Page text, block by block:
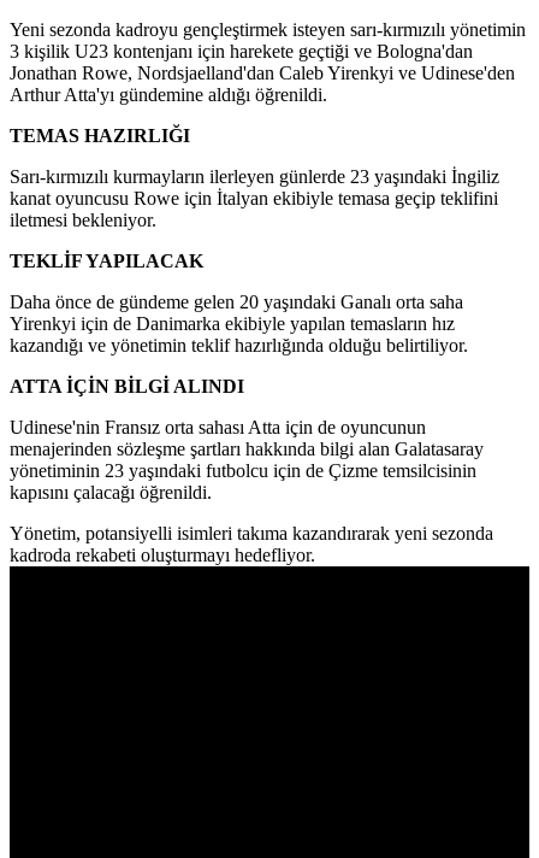
Yeni sezonda kadroyu gençleştirmek isteyen sarı-kırmızılı yönetimin
3 kişilik U23 kontenjanı için harekete geçtiği ve Bologna'dan
Jonathan Rowe, Nordsjaelland'dan Caleb Yirenkyi ve Udinese'den
Arthur Atta'yı gündemine aldığı öğrenildi.
TEMAS HAZIRLIĞI
Sarı-kırmızılı kurmayların ilerleyen günlerde 23 yaşındaki İngiliz
kanat oyuncusu Rowe için İtalyan ekibiyle temasa geçip teklifini
iletmesi bekleniyor.
TEKLİF YAPILACAK
Daha önce de gündeme gelen 20 yaşındaki Ganalı orta saha
Yirenkyi için de Danimarka ekibiyle yapılan temasların hız
kazandığı ve yönetimin teklif hazırlığında olduğu belirtiliyor.
ATTA İÇİN BİLGİ ALINDI
Udinese'nin Fransız orta sahası Atta için de oyuncunun
menajerinden sözleşme şartları hakkında bilgi alan Galatasaray
yönetiminin 23 yaşındaki futbolcu için de Çizme temsilcisinin
kapısını çalacağı öğrenildi.
Yönetim, potansiyelli isimleri takıma kazandırarak yeni sezonda
kadroda rekabeti oluşturmayı hedefliyor.